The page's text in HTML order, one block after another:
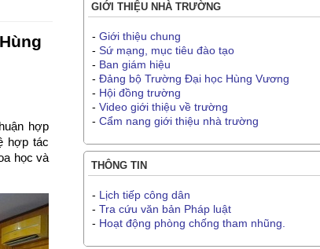
hợp
hợp tác
học và
GIỚI THIỆU NHÀ TRƯỜNG
- Giới thiệu chung
- Sứ mạng, mục tiêu đào tạo
- Ban giám hiệu
- Đảng bộ Trường Đại học Hùng Vương
- Hội đồng trường
- Video giới thiệu về trường
- Cẩm nang giới thiệu nhà trường
THÔNG TIN
- Lịch tiếp công dân
- Tra cứu văn bản Pháp luật
- Hoạt động phòng chống tham nhũng.